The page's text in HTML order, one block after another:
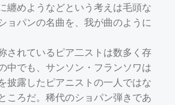
纏めようなどという考えは毛頭な
ョパンの名曲を、我が曲のように
されているピア二ストは数多く存
中でも、サンソン・フランソワは
披露したピアニストの一人ではな
ころだ。稀代のショパン弾きであ